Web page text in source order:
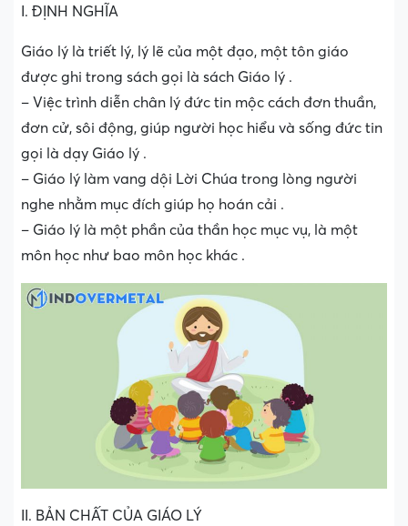
I. ĐỊNH NGHĨA
Giáo lý là triết lý, lý lẽ của một đạo, một tôn giáo
được ghi trong sách gọi là sách Giáo lý .
– Việc trình diễn chân lý đức tin mộc cách đơn thuần,
đơn cử, sôi động, giúp người học hiểu và sống đức tin
gọi là dạy Giáo lý .
– Giáo lý làm vang dội Lời Chúa trong lòng người
nghe nhằm mục đích giúp họ hoán cải .
– Giáo lý là một phần của thần học mục vụ, là một
môn học như bao môn học khác .
II. BẢN CHẤT CỦA GIÁO LÝ